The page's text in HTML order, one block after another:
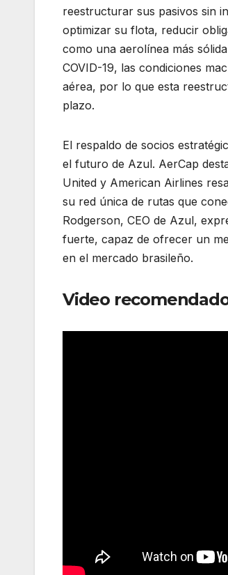
reestructurar sus pasivos sin
optimizar su flota, reducir
como una aerolínea más
COVID-19, las condiciones
aérea, por lo que esta
plazo.
El respaldo de socios
el futuro de Azul. AerCap
United y American Airlines
su red única de rutas que
Rodgerson, CEO de Azul,
fuerte, capaz de ofrecer un
en el mercado brasileño.
Video